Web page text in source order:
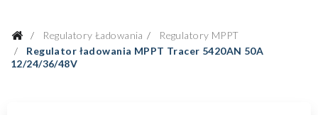
Regulatory Ładowania
Regulatory MPPT
Regulator ładowania MPPT Tracer 5420AN 50A
12/24/36/48V